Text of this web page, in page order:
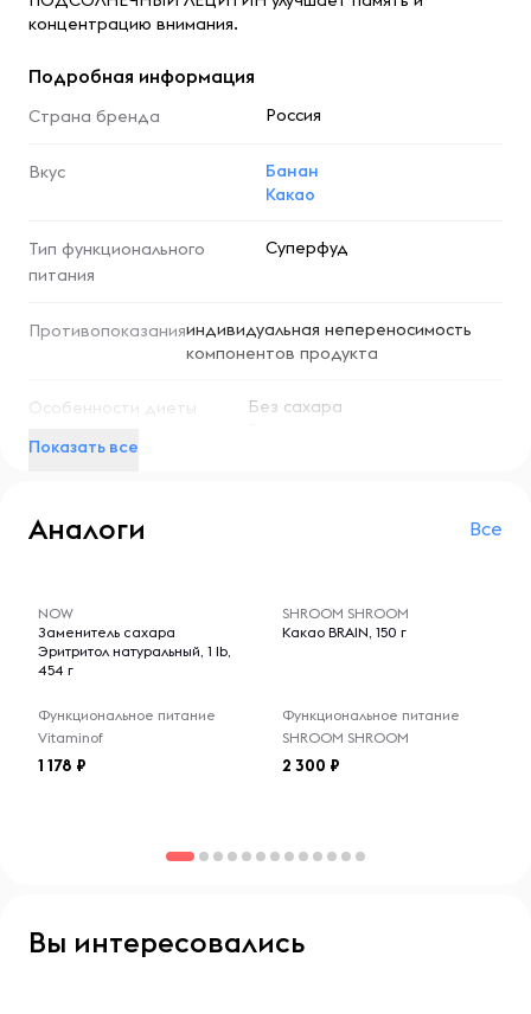
концентрацию внимания.
Подробная информация
Страна бренда Россия
Вкус
Банан
Какао
Тип функционального
питания
Суперфуд
Противопоказанияиндивидуальная непереносимость
компонентов продукта
Особенности диеты
Без сахара
Показать все
Аналоги Все
NOW
Заменитель сахара
Эритритол натуральный, 1 lb,
454 г
Функциональное питание
Vitaminof
1 178
SHROOM SHROOM
Какао BRAIN, 150 г
Функциональное питание
SHROOM SHROOM
2 300
Вы интересовались